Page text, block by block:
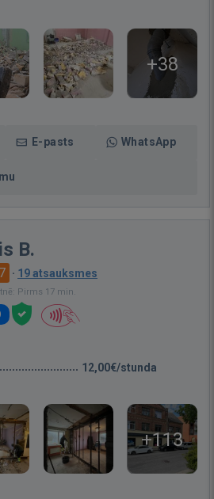
+38
E-pasts WhatsApp
B.
· 19 atsauksmes
Pirms 17 min.
12,00€/stunda
+113